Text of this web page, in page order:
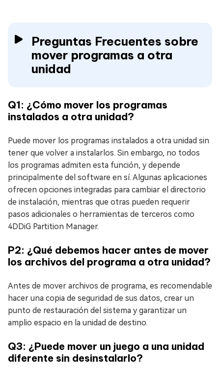
Preguntas Frecuentes sobre
mover programas a otra
unidad
Q1: ¿Cómo mover los programas
instalados a otra unidad?
Puede mover los programas instalados a otra unidad sin
tener que volver a instalarlos. Sin embargo, no todos
los programas admiten esta función, y depende
principalmente del software en sí. Algunas aplicaciones
ofrecen opciones integradas para cambiar el directorio
de instalación, mientras que otras pueden requerir
pasos adicionales o herramientas de terceros como
4DDiG Partition Manager.
P2: ¿Qué debemos hacer antes de mover
los archivos del programa a otra unidad?
Antes de mover archivos de programa, es recomendable
hacer una copia de seguridad de sus datos, crear un
punto de restauración del sistema y garantizar un
amplio espacio en la unidad de destino.
Q3: ¿Puede mover un juego a una unidad
diferente sin desinstalarlo?